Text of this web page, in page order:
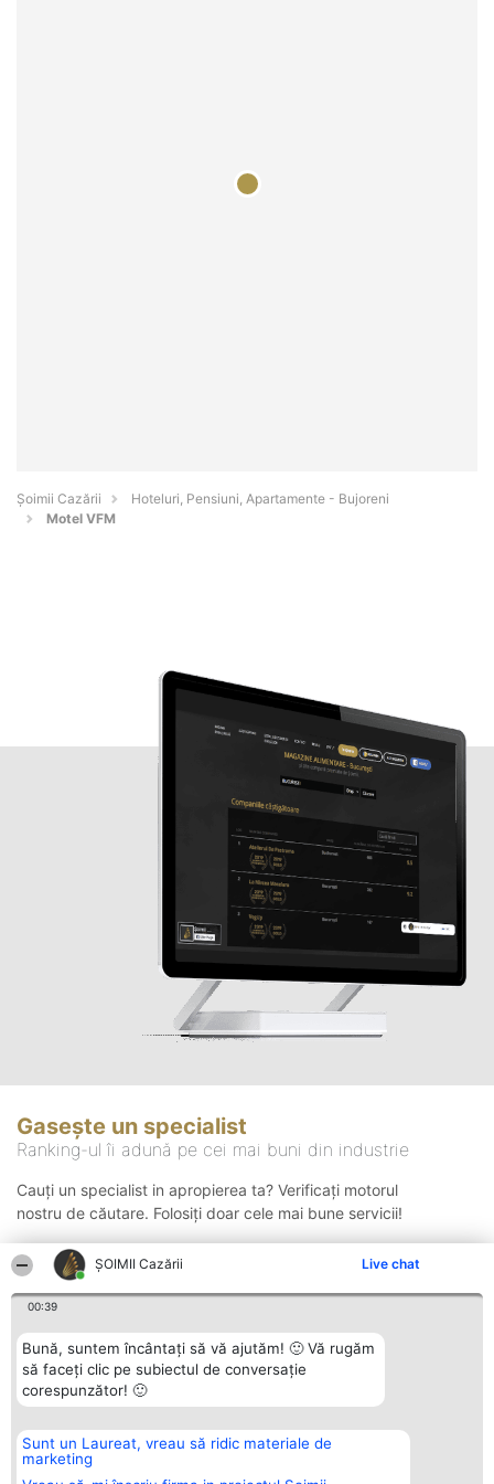
ȘOIMII Cazării Live chat
00:39
Bună, suntem încântați să vă ajutăm! 🙂 Vă rugăm
să faceți clic pe subiectul de conversație
corespunzător! 🙂
Sunt un Laureat, vreau să ridic materiale de
marketing
Șoimii Cazării
Hoteluri, Pensiuni, Apartamente - Bujoreni
Motel VFM
Gasește un specialist
Ranking-ul îi adună pe cei mai buni din industrie
Cauți un specialist in apropierea ta? Verificați motorul
nostru de căutare. Folosiți doar cele mai bune servicii!
Organizator Ranking
BRIGHT SOLUTIONS BR SRL
Aleea Timisul De Sus 2 Bl. A30
Plebiscyt
Lista Tuturor
Contact